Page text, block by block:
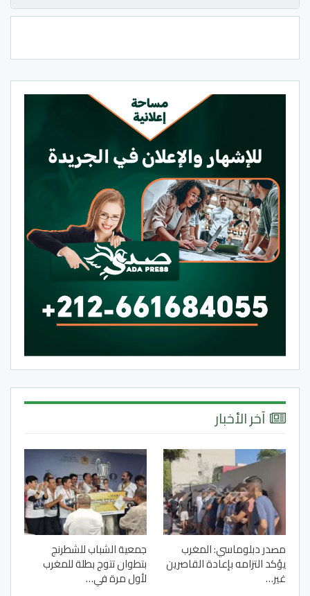
آخر الأخبار
مصدر دبلوماسي: المغرب
يؤكد التزامه بإعادة القاصرين
غير…
جمعية الشباب للشطرنج
بتطوان تتوج بطلة للمغرب
لأول مرة في…